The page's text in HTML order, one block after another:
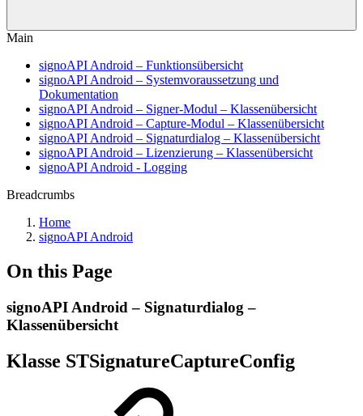
Main
signoAPI Android – Funktionsübersicht
signoAPI Android – Systemvoraussetzung und
Dokumentation
signoAPI Android – Signer-Modul – Klassenübersicht
signoAPI Android – Capture-Modul – Klassenübersicht
signoAPI Android – Signaturdialog – Klassenübersicht
signoAPI Android – Lizenzierung – Klassenübersicht
signoAPI Android - Logging
Breadcrumbs
Home
signoAPI Android
On this Page
signoAPI Android – Signaturdialog –
Klassenübersicht
Klasse STSignatureCaptureConfig